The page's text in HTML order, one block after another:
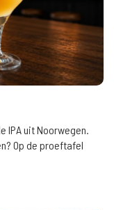
IPA uit Noorwegen.
Op de proeftafel